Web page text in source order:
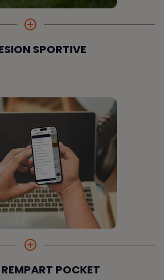
add_circle_outline
SPORTIVE
add_circle_outline
POCKET